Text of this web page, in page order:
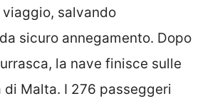
salvando
sicuro annegamento. Dopo
la nave finisce sulle
di Malta. I 276 passeggeri